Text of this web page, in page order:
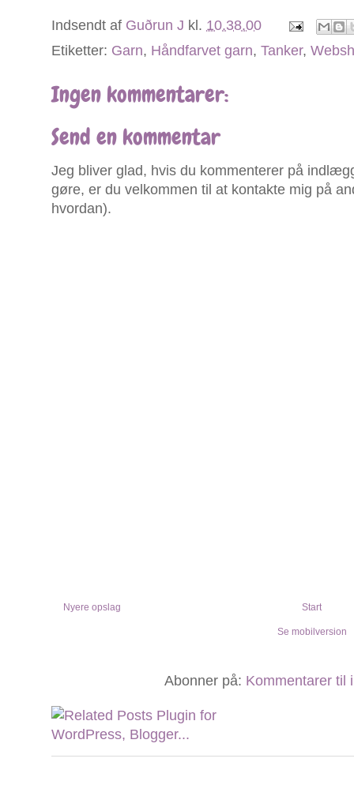
Indsendt af Guðrun J kl. 10.38.00
Etiketter: Garn, Håndfarvet garn, Tanker,
Ingen kommentarer:
Send en kommentar
Jeg bliver glad, hvis du kommenterer på
gøre, er du velkommen til at kontakte mig på
hvordan).
Nyere opslag Start
Se mobilversion
Abonner på: Kommentarer til